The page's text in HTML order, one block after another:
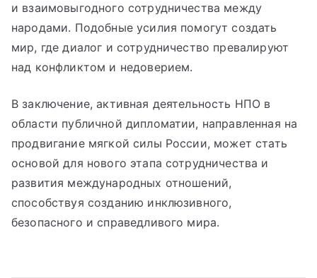
и взаимовыгодного сотрудничества между
народами. Подобные усилия помогут создать
мир, где диалог и сотрудничество превалируют
над конфликтом и недоверием.
В заключение, активная деятельность НПО в
области публичной дипломатии, направленная на
продвигание мягкой силы России, может стать
основой для нового этапа сотрудничества и
развития международных отношений,
способствуя созданию инклюзивного,
безопасного и справедливого мира.